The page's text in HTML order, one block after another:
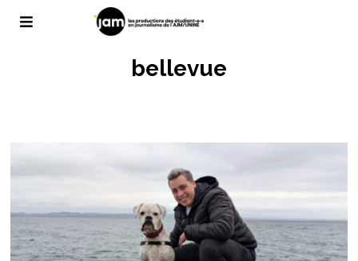
bellevue